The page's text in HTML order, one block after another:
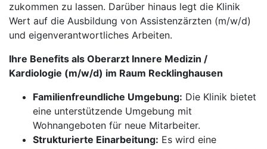
zukommen zu lassen. Darüber hinaus legt die Klinik
Wert auf die Ausbildung von Assistenzärzten (m/w/d)
und eigenverantwortliches Arbeiten.
Ihre Benefits als Oberarzt Innere Medizin /
Kardiologie (m/w/d) im Raum Recklinghausen
Familienfreundliche Umgebung: Die Klinik bietet
eine unterstützende Umgebung mit
Wohnangeboten für neue Mitarbeiter.
Strukturierte Einarbeitung: Es wird eine